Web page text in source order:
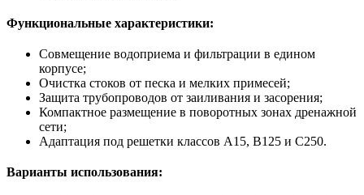
Функциональные характеристики:
Совмещение водоприема и фильтрации в едином
корпусе;
Очистка стоков от песка и мелких примесей;
Защита трубопроводов от заиливания и засорения;
Компактное размещение в поворотных зонах дренажной
сети;
Адаптация под решетки классов А15, В125 и С250.
Варианты использования: